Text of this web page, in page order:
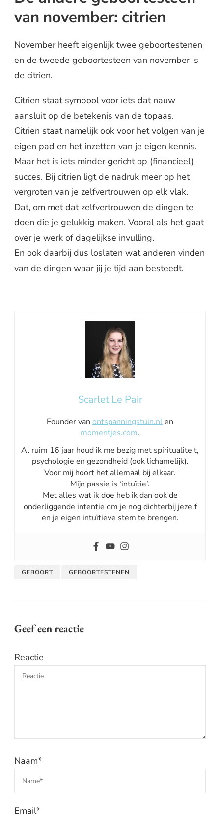
van november: citrien
November heeft eigenlijk twee geboortestenen
en de tweede geboortesteen van november is
de citrien.
Citrien staat symbool voor iets dat nauw
aansluit op de betekenis van de topaas.
Citrien staat namelijk ook voor het volgen van je
eigen pad en het inzetten van je eigen kennis.
Maar het is iets minder gericht op (financieel)
succes. Bij citrien ligt de nadruk meer op het
vergroten van je zelfvertrouwen op elk vlak.
Dat, om met dat zelfvertrouwen de dingen te
doen die je gelukkig maken. Vooral als het gaat
over je werk of dagelijkse invulling.
En ook daarbij dus loslaten wat anderen vinden
van de dingen waar jij je tijd aan besteedt.
Scarlet Le Pair
Founder van ontspanningstuin.nlen
momentjes.com.
Al ruim 16 jaar houd ik me bezig met spiritualiteit,
psychologie en gezondheid (ook lichamelijk).
Voor mij hoort het allemaal bij elkaar.
Mijn passie is ‘intuïtie’.
Met alles wat ik doe heb ik dan ook de
onderliggende intentie om je nog dichterbij jezelf
en je eigen intuïtieve stem te brengen.
GEBOORT GEBOORTESTENEN
Geef een reactie
Reactie
Naam*
Email*